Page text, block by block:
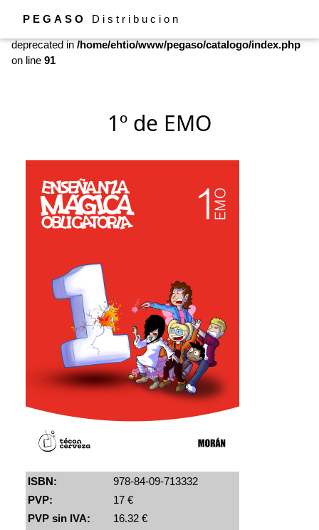
PEGASO
Distribucion
deprecated in/home/ehtio/www/pegaso/catalogo/index.php
on line 91
1º de EMO
ISBN:
978-84-09-713332
PVP:
17 €
PVP sin IVA:
16.32 €